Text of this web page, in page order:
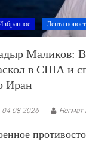
Лента
Маликов:
в США и
Иран
04.08.2026 Негмат